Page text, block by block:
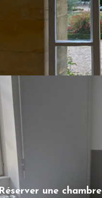
Réserver une chambre